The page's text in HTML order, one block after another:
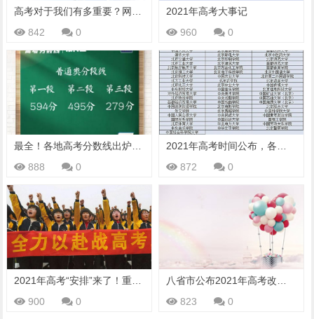
842
0
2021年高考大事记
960
0
888
0
872
0
900
0
823
0